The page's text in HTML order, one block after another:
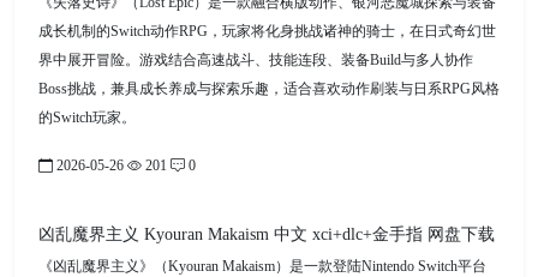
成长机制的Switch动作RPG，玩家将化身挑战诸神的骑士，在日式奇幻世
界中展开冒险。游戏结合高速战斗、技能连段、装备Build与多人协作
Boss挑战，兼具成长养成与探索乐趣，适合喜欢动作刷装与日系RPG风格
的Switch玩家。
2026-05-26 201 0
凶乱魔界主义 Kyouran Makaism 中文 xci+dlc+金手指 网盘下载
《凶乱魔界主义》（Kyouran Makaism）是一款登陆Nintendo Switch平台